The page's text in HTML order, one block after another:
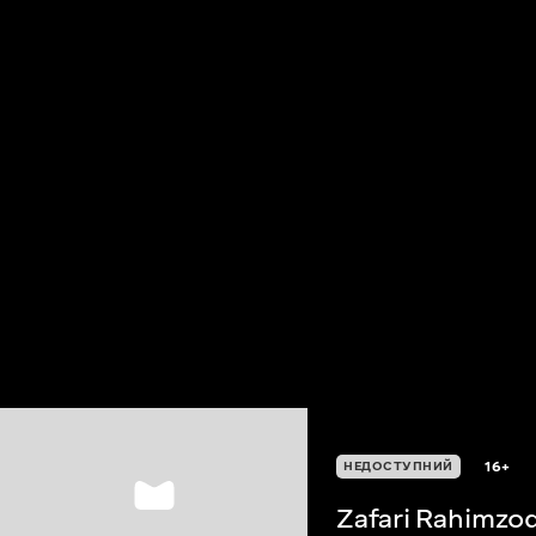
НЕДОСТУПНИЙ 16+
Zafari